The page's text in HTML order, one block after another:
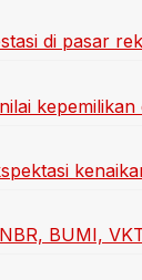
di pasar
BUMI,